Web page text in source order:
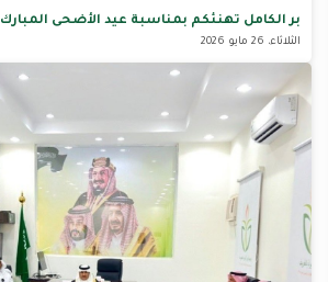
بر الكامل تهنئكم بمناسبة عيد الأضحى المبارك 1447هـ
الثلاثاء، 26 مايو 2026